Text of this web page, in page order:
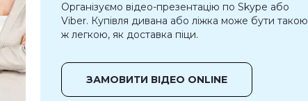
Організуємо відео-презентацію по Skype або
Viber. Купівля дивана або ліжка може бути такою
ж легкою, як доставка піци.
ЗАМОВИТИ ВІДЕО ONLINE